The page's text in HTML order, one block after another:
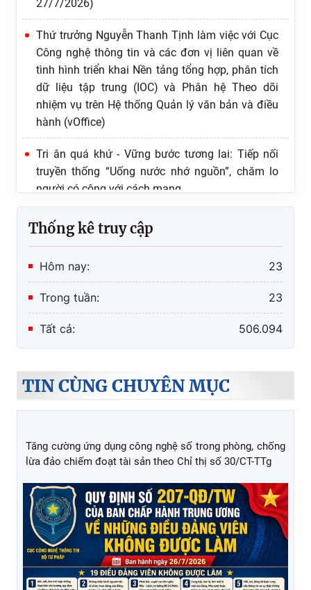
Thứ trưởng Nguyễn Thanh Tịnh làm việc với Cục
tình hình triển khai Nền tảng tổng hợp, phân tích
dữ liệu tập trung (IOC) và Phân hệ Theo dõi
nhiệm vụ trên Hệ thống Quản lý văn bản và điều
hành (vOffice)
Tri ân quá khứ - Vững bước tương lai: Tiếp nối
người có công với cách mạng
Chiến dịch 500 ngày đêm đẩy mạnh thực hiện
tìm kiếm, quy tập và xác định danh tính hài cốt
liệt sĩ: Phát huy sức mạnh dữ liệu số và khoa học
công nghệ để nối dài hành trình tri ân
Hoàn thiện nền tảng dữ liệu pháp luật phục vụ
chuyển đổi số quốc gia
Khai trương Cơ sở dữ liệu quốc gia về pháp luật
Thống kê truy cập
Hôm nay: 23
Trong tuần: 23
Tất cả: 506.094
TIN CÙNG CHUYÊN MỤC